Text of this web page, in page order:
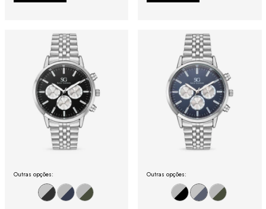
Outras opções: Outras opções: